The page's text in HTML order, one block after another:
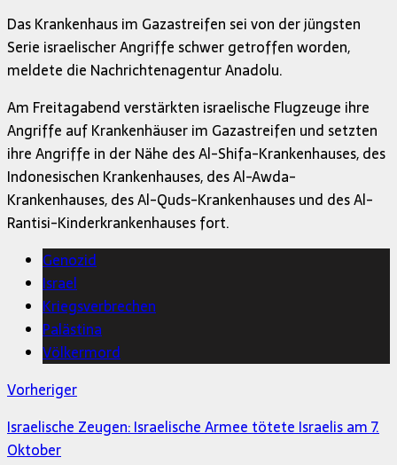
Das Krankenhaus im Gazastreifen sei von der jüngsten
Serie israelischer Angriffe schwer getroffen worden,
meldete die Nachrichtenagentur Anadolu.
Am Freitagabend verstärkten israelische Flugzeuge ihre
Angriffe auf Krankenhäuser im Gazastreifen und setzten
ihre Angriffe in der Nähe des Al-Shifa-Krankenhauses, des
Indonesischen Krankenhauses, des Al-Awda-
Krankenhauses, des Al-Quds-Krankenhauses und des Al-
Rantisi-Kinderkrankenhauses fort.
Genozid
Israel
Kriegsverbrechen
Palästina
Völkermord
Vorheriger
Israelische Zeugen: Israelische Armee tötete Israelis am 7.
Oktober